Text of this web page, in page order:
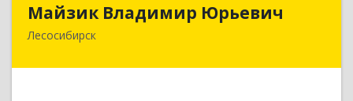
Майзик Владимир Юрьевич
Лесосибирск